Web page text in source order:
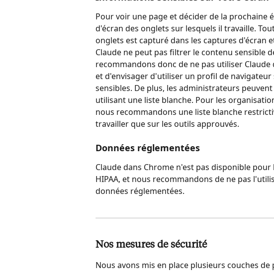
Pour voir une page et décider de la prochaine
d'écran des onglets sur lesquels il travaille.
onglets est capturé dans les captures d'écran
Claude ne peut pas filtrer le contenu sensible
recommandons donc de ne pas utiliser
et d'envisager d'utiliser un profil de navigateur
sensibles. De plus, les administrateurs
utilisant une liste blanche. Pour les
nous recommandons une liste blanche
travailler que sur les outils approuvés.
Données réglementées
Claude dans Chrome n'est pas disponible
HIPAA, et nous recommandons de ne pas
données réglementées.
Nos mesures de sécurité
Nous avons mis en place plusieurs couches